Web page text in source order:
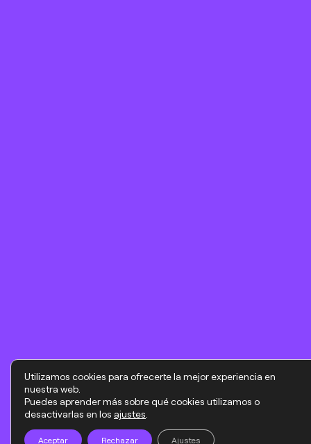
Utilizamos cookies para ofrecerte la mejor experiencia en
nuestra web.
Puedes aprender más sobre qué cookies utilizamos o
desactivarlas en los ajustes
Aceptar Rechazar Ajustes